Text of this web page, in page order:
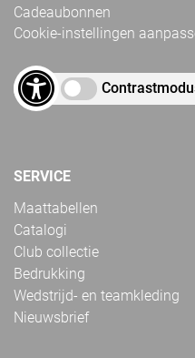
Cadeaubonnen
Cookie-instellingen
SERVICE
Maattabellen
Catalogi
Club collectie
Bedrukking
Wedstrijd- en teamkleding
Nieuwsbrief